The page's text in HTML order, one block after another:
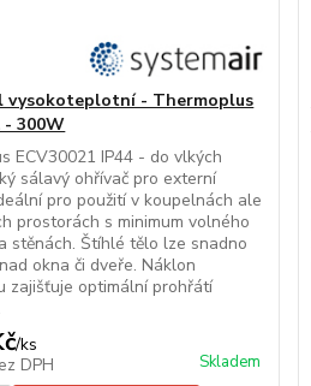
vysokoteplotní - Thermoplus
- 300W
ECV30021 IP44 - do vlkých
sálavý ohřívač pro externí
pro použití v koupelnách ale
prostorách s minimum volného
stěnách. Štíhlé tělo lze snadno
okna či dveře. Náklon
zajišťuje optimální prohřátí
/ks
DPH Skladem